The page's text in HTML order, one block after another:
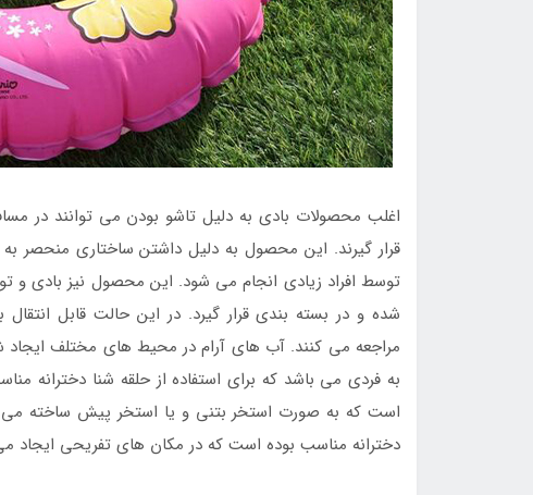
اغلب محصولات بادی به دلیل تاشو بودن می توانند در
قرار گیرند. این محصول به دلیل داشتن ساختاری منحصر
توسط افراد زیادی انجام می شود. این محصول نیز بادی و
شده و در بسته بندی قرار گیرد. در این حالت قابل
مراجعه می کنند. آب های آرام در محیط های مختلف
به فردی می باشد که برای استفاده از حلقه شنا
است که به صورت استخر بتنی و یا استخر پیش ساخته می
دخترانه مناسب بوده است که در مکان های تفریحی ایجاد